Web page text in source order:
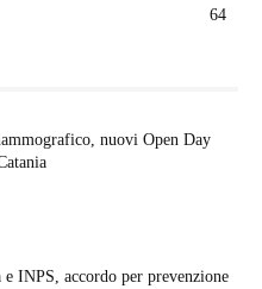
64
nuovi Open Day
e INPS, accordo per prevenzione